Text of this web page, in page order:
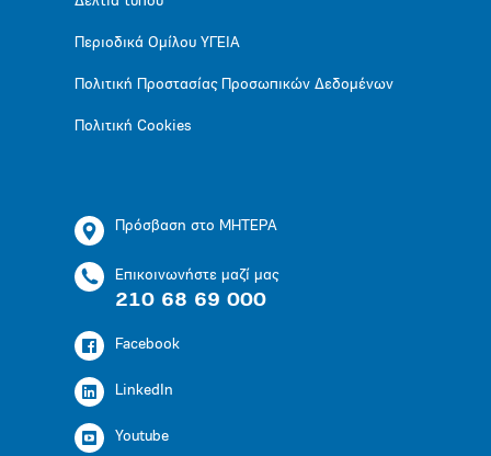
Περιοδικά Ομίλου ΥΓΕΙΑ
Πολιτική Προστασίας Προσωπικών Δεδομένων
Πολιτική Cookies
Πρόσβαση στο ΜΗΤΕΡΑ
Επικοινωνήστε μαζί μας
210 68 69 000
Facebook
LinkedIn
Youtube